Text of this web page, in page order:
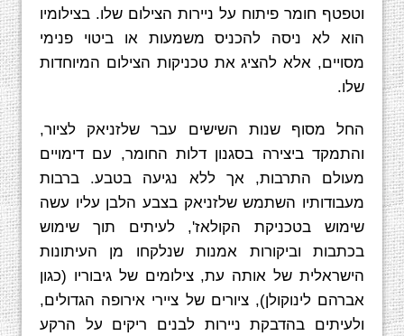
וטפטף חומר פיתוח על ניירות הצילום שלו. בצילומיו
הוא לא ניסה להכניס משמעות או ביטוי פנימי
מסויים, אלא להציג את טכניקות הצילום המיוחדות
שלו.
החל מסוף שנות השישים עבר שלזניאק לציור,
והתמקד ביצירה בסגנון דלות החומר, עם דימויים
מעולם התרבות, אך ללא נגיעה בטבע. ברבות
מעבודותיו השתמש שלזניאק בצבע הלבן עליו עשה
שימוש בטכניקת הקולאז', לעיתים תוך שימוש
בכתבות וביקורות אמנות שנלקחו מן העיתונות
הישראלית של אותה עת, צילומים של גיבוריו (כגון
אברהם לינוקולן), ציורים של ציירי אירופה הגדולים,
ולעיתים בהדבקת ניירות לבנים ריקים על הרקע